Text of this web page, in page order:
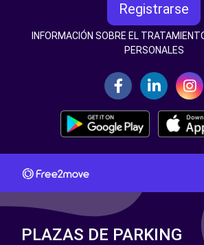
Registrarse
INFORMACIÓN SOBRE EL
PERSONALES
PLAZAS DE PARKING